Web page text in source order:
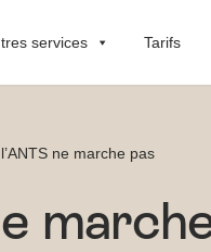
services Tarifs
ne marche pas